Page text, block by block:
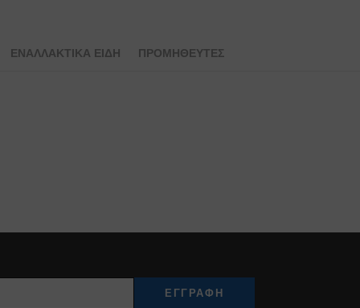
ΕΝΑΛΛΑΚΤΙΚΆ ΕΊΔΗ ΠΡΟΜΗΘΕΥΤΕΣ